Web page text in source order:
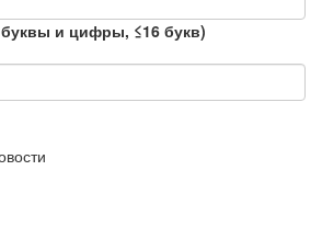
и цифры, ≤16 букв)